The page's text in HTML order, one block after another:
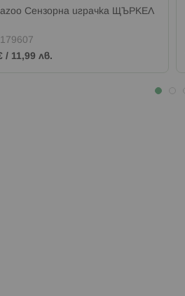
Сензорна играчка ЩЪРКЕЛ
179607
/ 11,99 лв.